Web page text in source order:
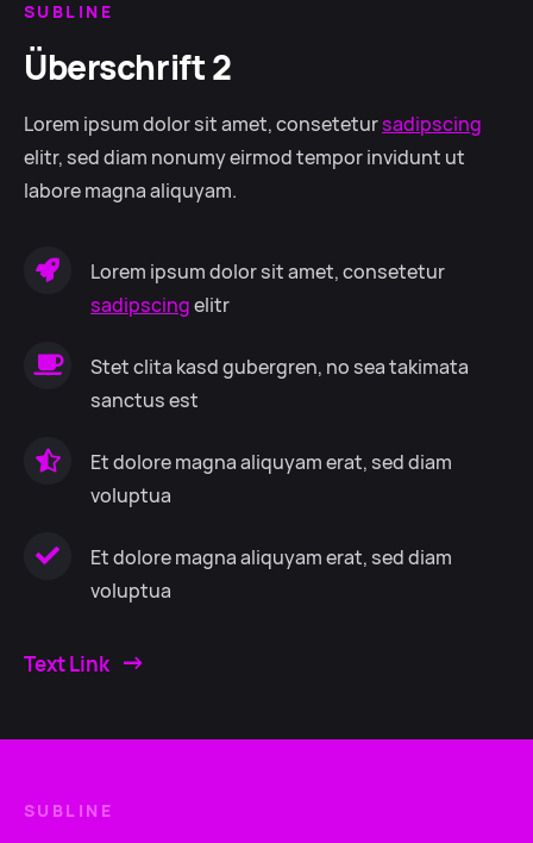
SUBLINE
Überschrift 2
Lorem ipsum dolor sit amet, consetetursadipscing
elitr, sed diam nonumy eirmod tempor invidunt ut
labore magna aliquyam.
Lorem ipsum dolor sit amet, consetetur
sadipscingelitr
Stet clita kasd gubergren, no sea takimata
sanctus est
Et dolore magna aliquyam erat, sed diam
voluptua
Et dolore magna aliquyam erat, sed diam
voluptua
Text Link
SUBLINE